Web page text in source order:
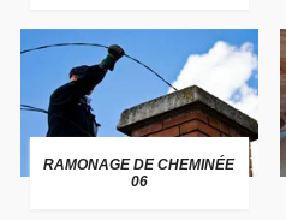
RAMONAGE DE CHEMINÉE
06